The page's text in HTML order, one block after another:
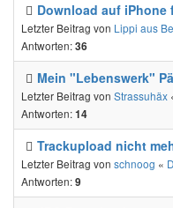
Download auf
Letzter Beitrag von Lippi aus
Antworten:36
Mein "Lebenswerk"
Letzter Beitrag von Strassuhäx
Antworten:14
Trackupload nicht
Letzter Beitrag von schnoog «
Antworten:9